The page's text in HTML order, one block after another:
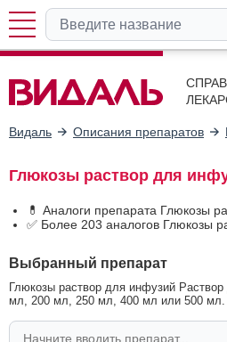
Видаль Описания препаратов
Глюкозы раствор для
💊 Аналоги препарата Глюкозы
✅ Более 203 аналогов Глюкозы
Выбранный препарат
Глюкозы раствор для инфузий
мл, 200 мл, 250 мл, 400 мл или 500 мл.